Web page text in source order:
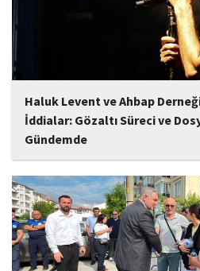
Haluk Levent ve Ahbap
İddialar: Gözaltı Süreci ve
Gündemde
İstanbul Cumhuriyet Başsavcılığı
Levent ile kurucusu olduğu Ahbap
soruşturmaya ilişkin yeni iddialar
bilgilere göre, soruşturmanın ani bir